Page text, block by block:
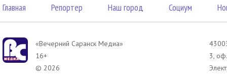
Главная Репортер Наш город Социум
«Вечерний Саранск Mедиа»
16+
© 2026
3,